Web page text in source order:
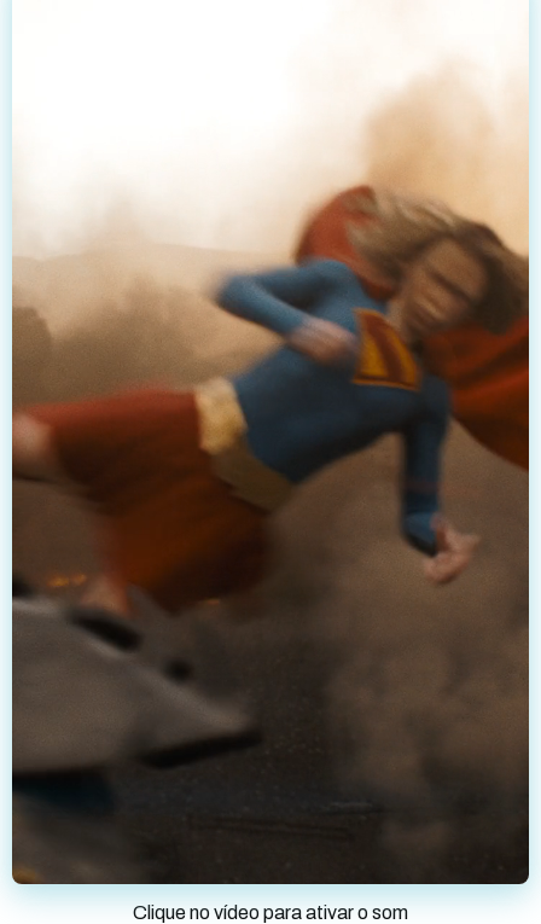
Clique no vídeo para ativar o som